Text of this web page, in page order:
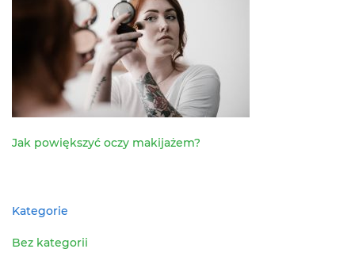
Jak powiększyć oczy makijażem?
Kategorie
Bez kategorii